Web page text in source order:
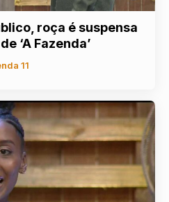
roça é suspensa
‘A Fazenda’
11